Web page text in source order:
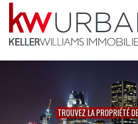
TROUVEZ LA PROPRIÉTÉ